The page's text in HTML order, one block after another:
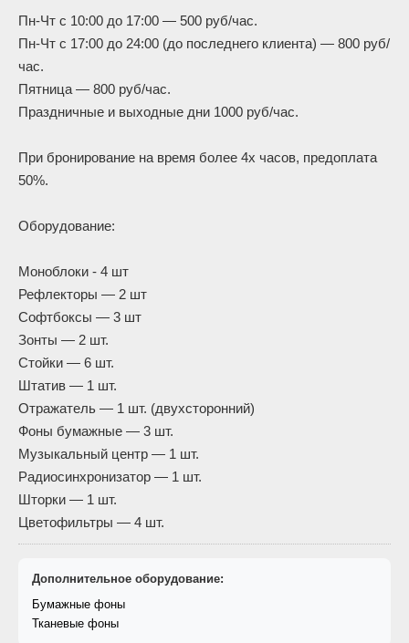
Пн-Чт с 10:00 до 17:00 — 500 руб/час.
Пн-Чт с 17:00 до 24:00 (до последнего клиента) — 800 руб/
час.
Пятница — 800 руб/час.
Праздничные и выходные дни 1000 руб/час.
При бронирование на время более 4х часов, предоплата
50%.
Оборудование:
Моноблоки - 4 шт
Рефлекторы — 2 шт
Софтбоксы — 3 шт
Зонты — 2 шт.
Стойки — 6 шт.
Штатив — 1 шт.
Отражатель — 1 шт. (двухсторонний)
Фоны бумажные — 3 шт.
Музыкальный центр — 1 шт.
Радиосинхронизатор — 1 шт.
Шторки — 1 шт.
Цветофильтры — 4 шт.
Дополнительное оборудование:
Бумажные фоны
Тканевые фоны